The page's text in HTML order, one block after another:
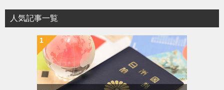
人気記事一覧